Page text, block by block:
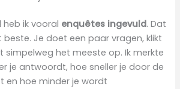
heb ik vooral enquêtes ingevuld. Dat
beste. Je doet een paar vragen, klikt
simpelweg het meeste op. Ik merkte
je antwoordt, hoe sneller je door de
en hoe minder je wordt